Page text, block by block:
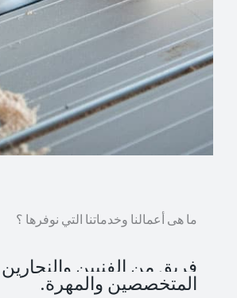
ما هى أعمالنا وخدماتنا التي نوفرها ؟
فريق من الفنيين والنجارين
المتخصصين والمهرة.